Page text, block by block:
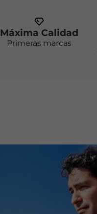
Máxima Calidad
Primeras marcas